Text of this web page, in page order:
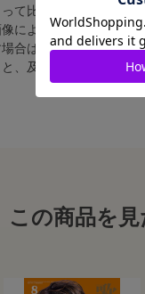
比率の都合上、（1
によって比率が異なり
合は、白フチ無しの写
、及び舞台写真をス
この商品を